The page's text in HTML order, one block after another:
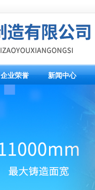
企业荣誉 新闻中心